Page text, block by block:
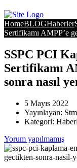
HomeBLOGHaberler
Sertifikamı AMPP’e
SSPC PCI
Sertifikamı
sonra nasıl
5 Mayıs 2022
Yayınlayan:
Kategori:
Yorum yapılmamış